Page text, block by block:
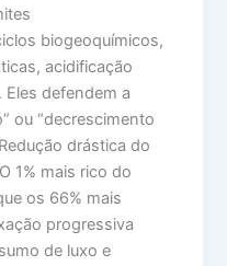
biogeoquímicos,
acidificação
defendem a
ou “decrescimento
drástica do
1% mais rico do
os 66% mais
progressiva
de luxo e